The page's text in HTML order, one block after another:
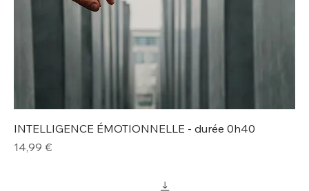
INTELLIGENCE ÉMOTIONNELLE - durée 0h40
Prix
14,99 €